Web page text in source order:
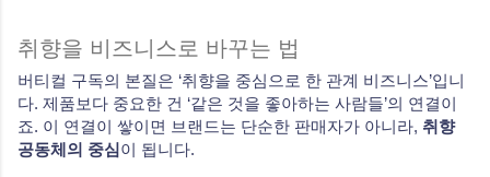
취향을 비즈니스로 바꾸는 법
버티컬 구독의 본질은 ‘취향을 중심으로 한 관계 비즈니스’입니
다. 제품보다 중요한 건 ‘같은 것을 좋아하는 사람들’의 연결이
죠. 이 연결이 쌓이면 브랜드는 단순한 판매자가 아니라, 취향
공동체의 중심이 됩니다.